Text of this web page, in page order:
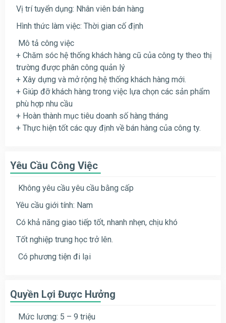
Vị trí tuyển dụng: Nhân viên bán hàng
Hình thức làm việc: Thời gian cố định
Mô tả công việc
+ Chăm sóc hệ thống khách hàng cũ của công ty theo thị
trường được phân công quản lý
+ Xây dựng và mở rộng hệ thống khách hàng mới.
+ Giúp đỡ khách hàng trong việc lựa chọn các sản phẩm
phù hợp nhu cầu
+ Hoàn thành mục tiêu doanh số hàng tháng
+ Thực hiện tốt các quy định về bán hàng của công ty.
Yêu Cầu Công Việc
Không yêu cầu yêu cầu bằng cấp
Yêu cầu giới tính: Nam
Có khả năng giao tiếp tốt, nhanh nhẹn, chịu khó
Tốt nghiệp trung học trở lên.
Có phương tiện đi lại
Quyền Lợi Được Hưởng
Mức lương: 5 – 9 triệu